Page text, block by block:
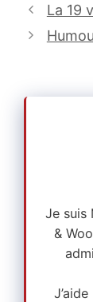
La 19
Je suis
&